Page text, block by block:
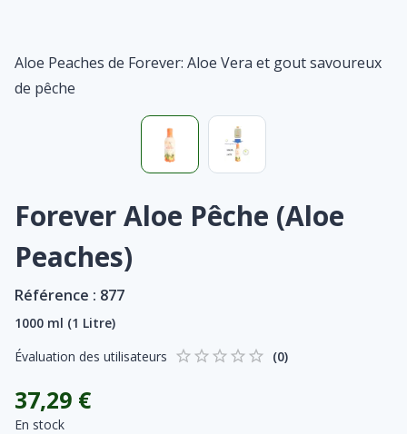
Aloe Peaches de Forever: Aloe Vera et gout savoureux
de pêche
Forever Aloe Pêche (Aloe
Peaches)
Référence : 877
1000 ml (1 Litre)
Évaluation des utilisateurs
(0)
37,29 €
En stock